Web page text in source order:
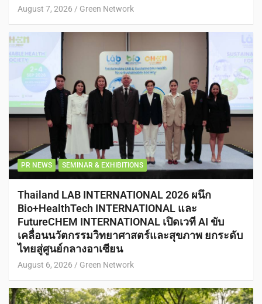
August 7, 2026 Green Network
PR NEWS SEMINAR & EXHIBITIONS
Thailand LAB INTERNATIONAL 2026 ผนึก
Bio+HealthTech INTERNATIONAL และ
FutureCHEM INTERNATIONAL เปิดเวที AI ขับ
เคลื่อนนวัตกรรมวิทยาศาสตร์และสุขภาพ ยกระดับ
ไทยสู่ศูนย์กลางอาเซียน
August 6, 2026 Green Network